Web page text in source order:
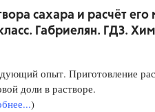
сахара и расчёт
Габриелян. ГДЗ.
опыт. Приготовление
доли в растворе.
)